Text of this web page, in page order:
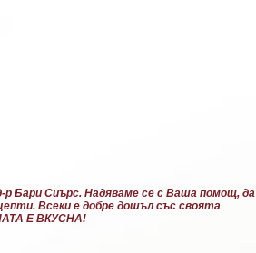
р Бари Сиърс. Надяваме се с Ваша помощ, да
Всеки е добре дошъл със своята
Е ВКУСНА!